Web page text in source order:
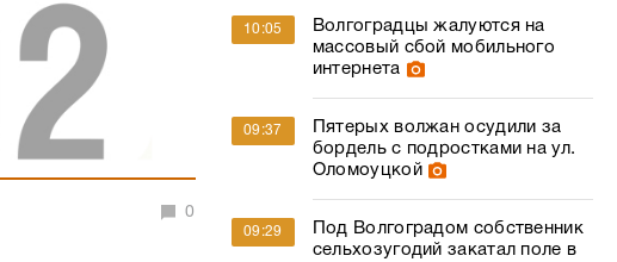
0
10:05
Волгоградцы жалуются на
массовый сбой мобильного
интернета
09:37
Пятерых волжан осудили за
бордель с подростками на ул.
Оломоуцкой
09:29
Под Волгоградом собственник
сельхозугодий закатал поле в